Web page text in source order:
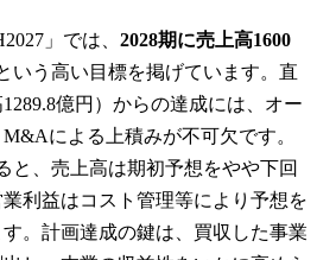
」では、 2028期に売上高1600
いう高い目標を掲げています。直
億円）からの達成には、オー
による上積みが不可欠です。
と、売上高は期初予想をやや下回
利益はコスト管理等により予想を
す。計画達成の鍵は、買収した事業